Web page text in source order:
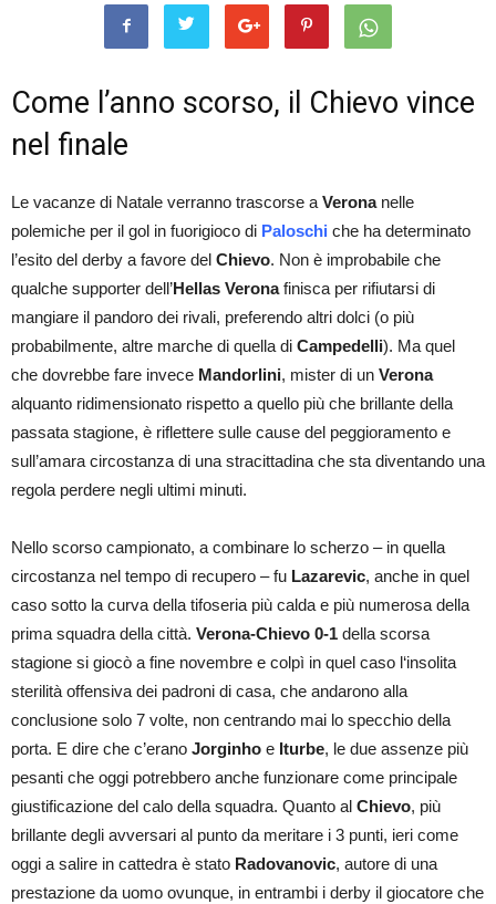
Come l’anno scorso, il Chievo vince
nel finale
Le vacanze di Natale verranno trascorse a Veronanelle
polemiche per il gol in fuorigioco di Paloschi che ha determinato
l’esito del derby a favore del Chievo. Non è improbabile che
qualche supporter dell’Hellas Veronafinisca per rifiutarsi di
mangiare il pandoro dei rivali, preferendo altri dolci (o più
probabilmente, altre marche di quella di Campedelli). Ma quel
che dovrebbe fare invece Mandorlini, mister di un Verona
alquanto ridimensionato rispetto a quello più che brillante della
passata stagione, è riflettere sulle cause del peggioramento e
sull’amara circostanza di una stracittadina che sta diventando una
regola perdere negli ultimi minuti.
Nello scorso campionato, a combinare lo scherzo – in quella
circostanza nel tempo di recupero – fu Lazarevic, anche in quel
caso sotto la curva della tifoseria più calda e più numerosa della
prima squadra della città. Verona-Chievo 0-1 della scorsa
stagione si giocò a fine novembre e colpì in quel caso l‘insolita
sterilità offensiva dei padroni di casa, che andarono alla
conclusione solo 7 volte, non centrando mai lo specchio della
porta. E dire che c’erano Jorginho e Iturbe, le due assenze più
pesanti che oggi potrebbero anche funzionare come principale
giustificazione del calo della squadra. Quanto al Chievo, più
brillante degli avversari al punto da meritare i 3 punti, ieri come
oggi a salire in cattedra è stato Radovanovic, autore di una
prestazione da uomo ovunque, in entrambi i derby il giocatore che